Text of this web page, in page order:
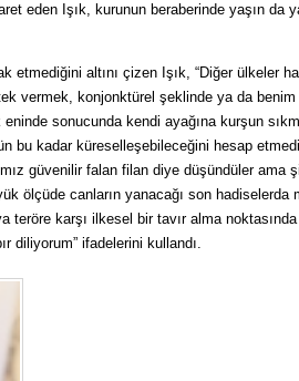
eden Işık, kurunun beraberinde yaşın da
etmediğini altını çizen Işık, “Diğer ülkeler
vermek, konjonktürel şeklinde ya da
sonucunda kendi ayağına kurşun
bu kadar küreselleşebileceğini hesap
güvenilir falan filan diye düşündüler ama
ölçüde canların yanacağı son hadiselerda
karşı ilkesel bir tavır alma noktasında
diliyorum” ifadelerini kullandı.